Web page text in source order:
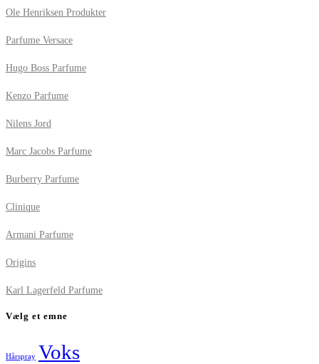
Ole Henriksen Produkter
Parfume Versace
Hugo Boss Parfume
Kenzo Parfume
Nilens Jord
Marc Jacobs Parfume
Burberry Parfume
Clinique
Armani Parfume
Origins
Karl Lagerfeld Parfume
Vælg et emne
Hårspray Voks